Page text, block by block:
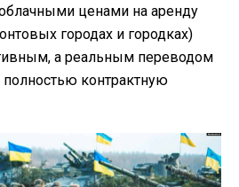
ценами на аренду
городах и городках)
а реальным переводом
контрактную